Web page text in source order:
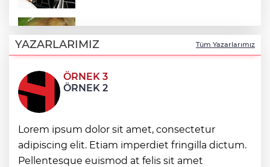
Mudanya'da zeytin sineğiyle mücadele
Konya Karatay'da Kur'an kurslarında dart
turnuvası heyecanı
Motosiklet Kulübü'nden hayati uyarılar:
Kask tercih değil, zorunluluktur
YAZARLARIMIZ Tüm Yazarlarımız
ÖRNEK 3
ÖRNEK 2
Lorem ipsum dolor sit amet, consectetur
adipiscing elit. Etiam imperdiet fringilla dictum.
Pellentesque euismod at felis sit amet